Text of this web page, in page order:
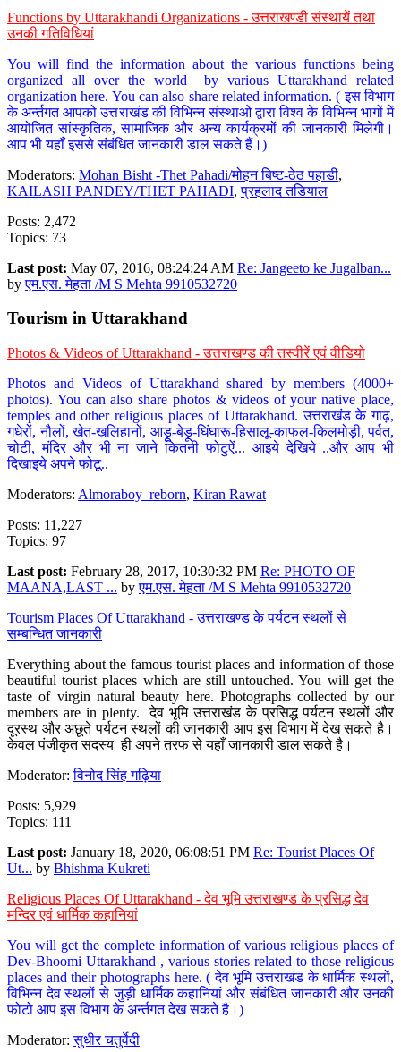
Functions by Uttarakhandi Organizations - उत्तराखण्डी संस्थायें तथा
उनकी गतिविधियां
You will find the information about the various functions being
organized all over the world by various Uttarakhand related
organization here. You can also share related information. ( इस विभाग
के अर्न्तगत आपको उत्तराखंड की विभिन्न संस्थाओ द्वारा विश्व के विभिन्न भागों में
आयोजित सांस्कृतिक, सामाजिक और अन्य कार्यक्रमों की जानकारी मिलेगी।
आप भी यहाँ इससे संबंधित जानकारी डाल सकते हैं।)
Moderators: Mohan Bisht -Thet Pahadi/मोहन बिष्ट-ठेठ पहाडी,
KAILASH PANDEY/THET PAHADI,प्रहलाद तडियाल
Posts: 2,472
Topics: 73
Last post: May 07, 2016, 08:24:24 AM Re: Jangeeto ke Jugalban...
byएम.एस. मेहता /M S Mehta 9910532720
Tourism in Uttarakhand
Photos & Videos of Uttarakhand - उत्तराखण्ड की तस्वीरें एवं वीडियो
Photos and Videos of Uttarakhand shared by members (4000+
photos). You can also share photos & videos of your native place,
temples and other religious places of Uttarakhand. उत्तराखंड के गाढ़,
गधेरों, नौलों, खेत-खलिहानों, आड़ू-बेड़ू-घिंघारू-हिसालू-काफल-किलमोड़ी, पर्वत,
चोटी, मंदिर और भी ना जाने कितनी फोटुऐं... आइये देखिये ..और आप भी
दिखाइये अपने फोटू..
Moderators: Almoraboy_reborn, Kiran Rawat
Posts: 11,227
Topics: 97
Last post: February 28, 2017, 10:30:32 PM Re: PHOTO OF
MAANA,LAST ... byएम.एस. मेहता /M S Mehta 9910532720
Tourism Places Of Uttarakhand - उत्तराखण्ड के पर्यटन स्थलों से
सम्बन्धित जानकारी
Everything about the famous tourist places and information of those
beautiful tourist places which are still untouched. You will get the
taste of virgin natural beauty here. Photographs collected by our
members are in plenty. देव भूमि उत्तराखंड के प्रसिद्ध पर्यटन स्थलों और
दूरस्थ और अछूते पर्यटन स्थलों की जानकारी आप इस विभाग में देख सकते है।
केवल पंजीकृत सदस्य ही अपने तरफ से यहाँ जानकारी डाल सकते है।
Moderator:विनोद सिंह गढ़िया
Posts: 5,929
Topics: 111
Last post: January 18, 2020, 06:08:51 PM Re: Tourist Places Of
Ut... by Bhishma Kukreti
Religious Places Of Uttarakhand - देव भूमि उत्तराखण्ड के प्रसिद्ध देव
मन्दिर एवं धार्मिक कहानियां
You will get the complete information of various religious places of
Dev-Bhoomi Uttarakhand , various stories related to those religious
places and their photographs here. ( देव भूमि उत्तराखंड के धार्मिक स्थलों,
विभिन्न देव स्थलों से जुड़ी धार्मिक कहानियां और संबंधित जानकारी और उनकी
फोटो आप इस विभाग के अर्न्तगत देख सकते है।)
Moderator:सुधीर चतुर्वेदी